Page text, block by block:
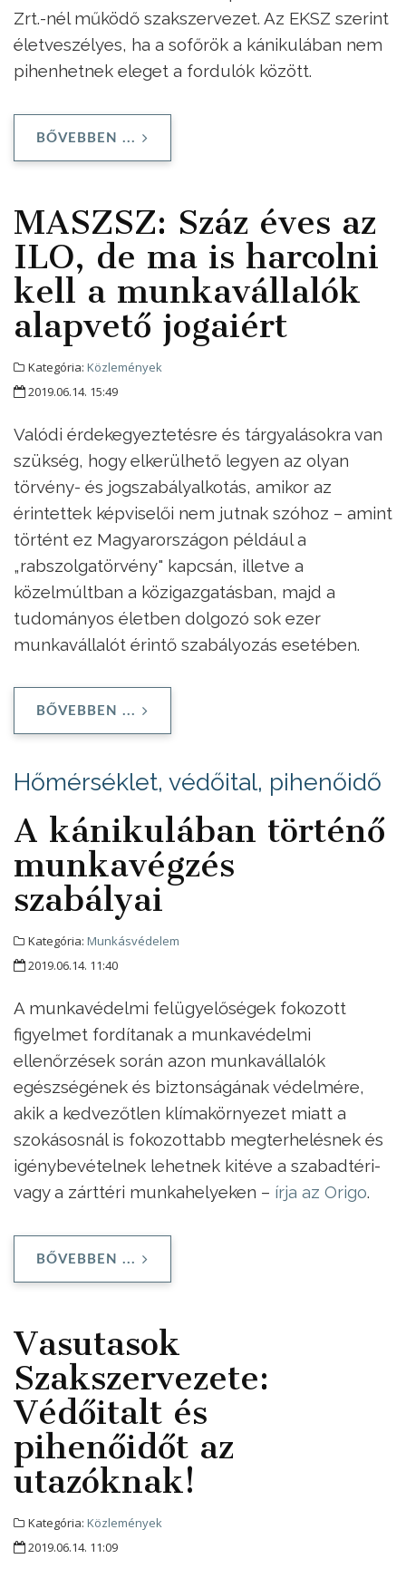
Zrt.-nél működő szakszervezet. Az EKSZ szerint
életveszélyes, ha a sofőrök a kánikulában nem
pihenhetnek eleget a fordulók között.
BŐVEBBEN ...
MASZSZ: Száz éves az
ILO, de ma is harcolni
kell a munkavállalók
alapvető jogaiért
Kategória: Közlemények
2019.06.14. 15:49
Valódi érdekegyeztetésre és tárgyalásokra van
szükség, hogy elkerülhető legyen az olyan
törvény- és jogszabályalkotás, amikor az
érintettek képviselői nem jutnak szóhoz – amint
történt ez Magyarországon például a
„rabszolgatörvény" kapcsán, illetve a
közelmúltban a közigazgatásban, majd a
tudományos életben dolgozó sok ezer
munkavállalót érintő szabályozás esetében.
BŐVEBBEN ...
Hőmérséklet, védőital, pihenőidő
A kánikulában történő
munkavégzés
szabályai
Kategória: Munkásvédelem
2019.06.14. 11:40
A munkavédelmi felügyelőségek fokozott
figyelmet fordítanak a munkavédelmi
ellenőrzések során azon munkavállalók
egészségének és biztonságának védelmére,
akik a kedvezőtlen klímakörnyezet miatt a
szokásosnál is fokozottabb megterhelésnek és
igénybevételnek lehetnek kitéve a szabadtéri-
vagy a zárttéri munkahelyeken – írja az Origo.
BŐVEBBEN ...
Vasutasok
Szakszervezete:
Védőitalt és
pihenőidőt az
utazóknak!
Kategória: Közlemények
2019.06.14. 11:09